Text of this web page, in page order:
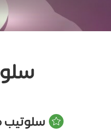
سلوتيب